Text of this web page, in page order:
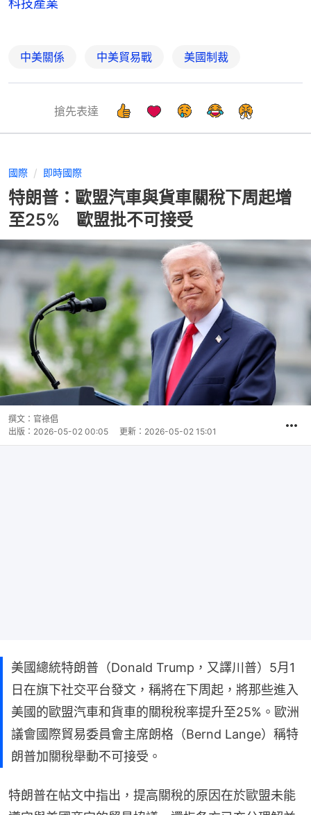
科技產業
中美關係 中美貿易戰 美國制裁
搶先表達
國際 即時國際
特朗普：歐盟汽車與貨車關稅下周起增
至25% 歐盟批不可接受
撰文： 官祿倡
出版： 2026-05-02 00:05 更新： 2026-05-02 15:01
美國總統特朗普（Donald Trump，又譯川普）5月1
日在旗下社交平台發文，稱將在下周起，將那些進入
美國的歐盟汽車和貨車的關稅稅率提升至25%。歐洲
議會國際貿易委員會主席朗格（Bernd Lange）稱特
朗普加關稅舉動不可接受。
特朗普在帖文中指出，提高關稅的原因在於歐盟未能